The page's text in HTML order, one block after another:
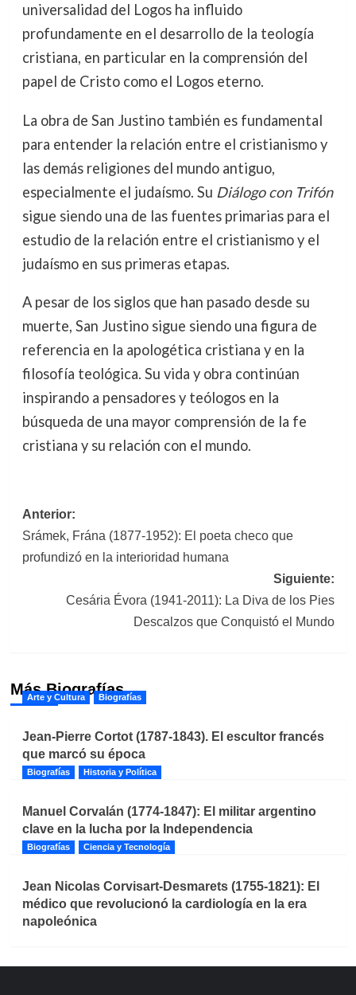
universalidad del Logos ha influido
profundamente en el desarrollo de la teología
cristiana, en particular en la comprensión del
papel de Cristo como el Logos eterno.
La obra de San Justino también es fundamental
para entender la relación entre el cristianismo y
las demás religiones del mundo antiguo,
especialmente el judaísmo. Su Diálogo con Trifón
sigue siendo una de las fuentes primarias para el
estudio de la relación entre el cristianismo y el
judaísmo en sus primeras etapas.
A pesar de los siglos que han pasado desde su
muerte, San Justino sigue siendo una figura de
referencia en la apologética cristiana y en la
filosofía teológica. Su vida y obra continúan
inspirando a pensadores y teólogos en la
búsqueda de una mayor comprensión de la fe
cristiana y su relación con el mundo.
Navegación
de
entradas
Anterior:
Srámek, Frána (1877-1952): El poeta checo que
profundizó en la interioridad humana
Siguiente:
Cesária Évora (1941-2011): La Diva de los Pies
Descalzos que Conquistó el Mundo
Más Biografías
Arte y Cultura Biografías
Jean-Pierre Cortot (1787-1843). El escultor francés
que marcó su época
Biografías Historia y Política
Manuel Corvalán (1774-1847): El militar argentino
clave en la lucha por la Independencia
Biografías Ciencia y Tecnología
Jean Nicolas Corvisart-Desmarets (1755-1821): El
médico que revolucionó la cardiología en la era
napoleónica